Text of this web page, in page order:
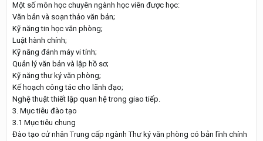
Một số môn học chuyên ngành học viên được học:
Văn bản và soạn thảo văn bản;
Kỹ năng tin học văn phòng;
Luật hành chính;
Kỹ năng đánh máy vi tính;
Quản lý văn bản và lập hồ sơ;
Kỹ năng thư ký văn phòng;
Kế hoạch công tác cho lãnh đạo;
Nghệ thuật thiết lập quan hệ trong giao tiếp.
3. Mục tiêu đào tạo
3.1 Mục tiêu chung
Đào tạo cử nhân Trung cấp ngành Thư ký văn phòng có bản lĩnh chính